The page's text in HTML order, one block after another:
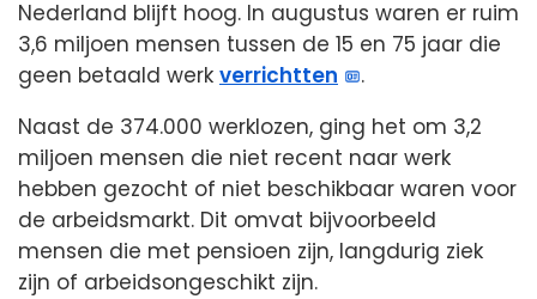
Nederland blijft hoog. In augustus waren er ruim
3,6 miljoen mensen tussen de 15 en 75 jaar die
geen betaald werk verrichtten
.
Naast de 374.000 werklozen, ging het om 3,2
miljoen mensen die niet recent naar werk
hebben gezocht of niet beschikbaar waren voor
de arbeidsmarkt. Dit omvat bijvoorbeeld
mensen die met pensioen zijn, langdurig ziek
zijn of arbeidsongeschikt zijn.